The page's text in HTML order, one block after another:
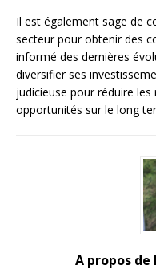
Il est également sage de
secteur pour obtenir des
informé des dernières
diversifier ses
judicieuse pour réduire
opportunités sur le long
A propos de